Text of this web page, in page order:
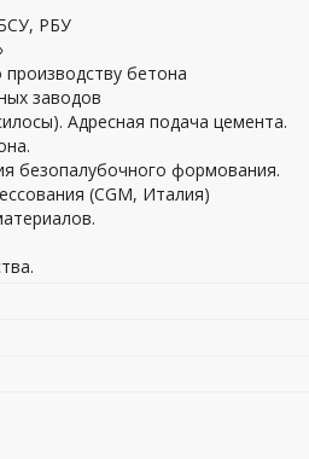
РБУ
бетона
заводов
Адресная подача цемента.
безопалубочного формования.
(CGM, Италия)